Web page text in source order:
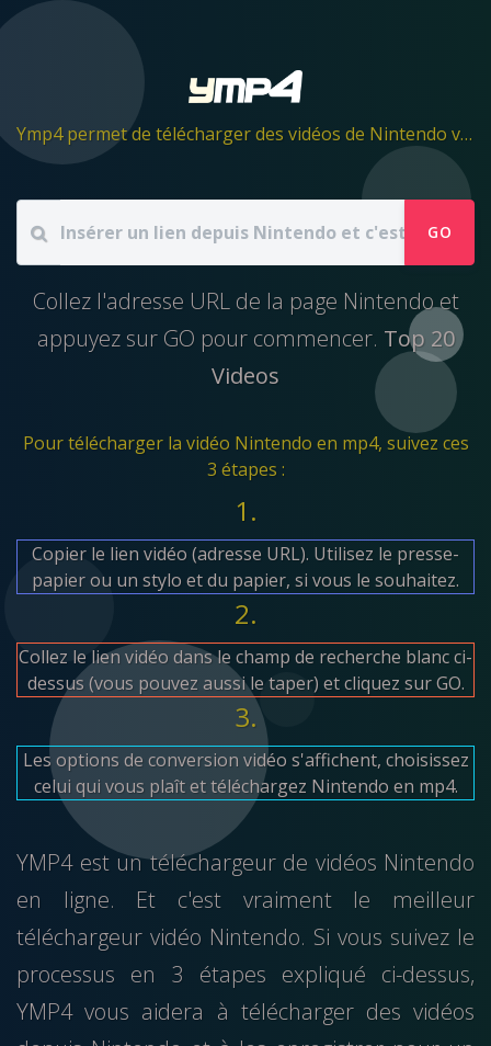
Ymp4 permet de télécharger des vidéos de Nintendo vers un fichier mp4
GO
Collez l'adresse URL de la page Nintendo et
appuyez sur GO pour commencer. Top 20
Videos
Pour télécharger la vidéo Nintendo en mp4, suivez ces
3 étapes :
1.
Copier le lien vidéo (adresse URL). Utilisez le presse-
papier ou un stylo et du papier, si vous le souhaitez.
2.
Collez le lien vidéo dans le champ de recherche blanc ci-
dessus (vous pouvez aussi le taper) et cliquez sur GO.
3.
Les options de conversion vidéo s'affichent, choisissez
celui qui vous plaît et téléchargez Nintendo en mp4.
YMP4 est un téléchargeur de vidéos Nintendo
en ligne. Et c'est vraiment le meilleur
téléchargeur vidéo Nintendo. Si vous suivez le
processus en 3 étapes expliqué ci-dessus,
YMP4 vous aidera à télécharger des vidéos